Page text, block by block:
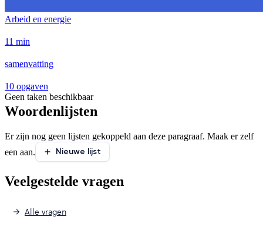
Arbeid en energie
11 min
samenvatting
10 opgaven
Geen taken beschikbaar
Woordenlijsten
Er zijn nog geen lijsten gekoppeld aan deze paragraaf. Maak er zelf
een aan.
Nieuwe lijst
Veelgestelde vragen
Alle vragen